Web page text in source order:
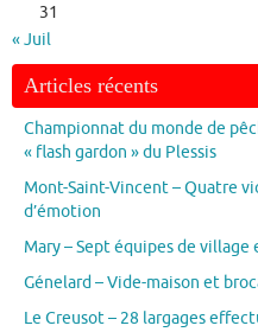
31
« Juil
Articles récents
Championnat du monde de
« flash gardon » du Plessis
Mont-Saint-Vincent – Quatre
d’émotion
Mary – Sept équipes de
Génelard – Vide-maison et
Le Creusot – 28 largages